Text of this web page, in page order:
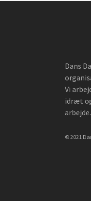
Dans
Vi
idræt
arbejde.
© 2021